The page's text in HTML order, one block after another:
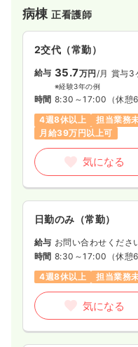
静な住宅地にあります。
冬は温暖、夏は比較的涼
な環境といえます。地域
のみならず、在宅療養支
の充実を目指していきます。
病棟正看護師
2交代（常勤）
給与 35.7万円/月 賞与3
※経験3年の例
時間 8:30～17:00 （休憩
4週8休以上
担当業務
月給39万円以上可
気になる
日勤のみ（常勤）
給与 お問い合わせくださ
時間 8:30～17:00 （休憩
4週8休以上
担当業務
気になる